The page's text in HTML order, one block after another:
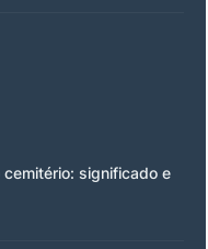
significado e